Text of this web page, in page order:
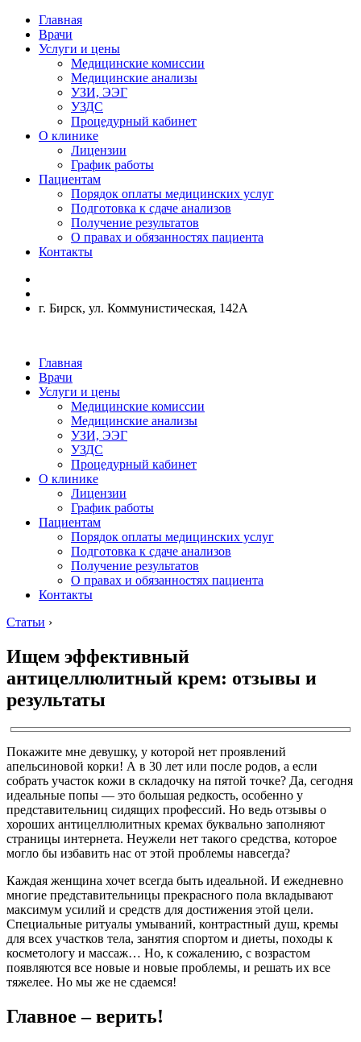
Главная
Врачи
Услуги и цены
Медицинские комиссии
Медицинские анализы
УЗИ, ЭЭГ
УЗДС
Процедурный кабинет
О клинике
Лицензии
График работы
Пациентам
Порядок оплаты медицинских услуг
Подготовка к сдаче анализов
Получение результатов
О правах и обязанностях пациента
Контакты
г. Бирск, ул. Коммунистическая, 142А
Главная
Врачи
Услуги и цены
Медицинские комиссии
Медицинские анализы
УЗИ, ЭЭГ
УЗДС
Процедурный кабинет
О клинике
Лицензии
График работы
Пациентам
Порядок оплаты медицинских услуг
Подготовка к сдаче анализов
Получение результатов
О правах и обязанностях пациента
Контакты
Статьи ›
Ищем эффективный
антицеллюлитный крем: отзывы и
результаты
Покажите мне девушку, у которой нет проявлений
апельсиновой корки! А в 30 лет или после родов, а если
собрать участок кожи в складочку на пятой точке? Да, сегодня
идеальные попы — это большая редкость, особенно у
представительниц сидящих профессий. Но ведь отзывы о
хороших антицеллюлитных кремах буквально заполняют
страницы интернета. Неужели нет такого средства, которое
могло бы избавить нас от этой проблемы навсегда?
Каждая женщина хочет всегда быть идеальной. И ежедневно
многие представительницы прекрасного пола вкладывают
максимум усилий и средств для достижения этой цели.
Специальные ритуалы умываний, контрастный душ, кремы
для всех участков тела, занятия спортом и диеты, походы к
косметологу и массаж… Но, к сожалению, с возрастом
появляются все новые и новые проблемы, и решать их все
тяжелее. Но мы же не сдаемся!
Главное – верить!